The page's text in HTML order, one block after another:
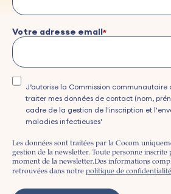
Votre adresse email
J’autorise la Commission communautaire
traiter mes données de contact (nom,
cadre de la gestion de l'inscription et
maladies infectieuses'
Les données sont traitées par la Cocom
gestion de la newsletter. Toute personne inscrite
moment de la newsletter.Des informations
retrouvées dans notre politique de confidentialité